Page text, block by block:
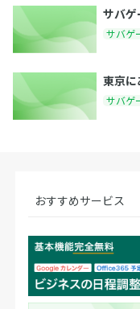
サバゲ
サバゲ
東京に
サバゲ
おすすめサービス